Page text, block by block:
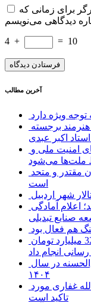
برای زمانی که
4 + = 10
آخرین مطالب
ویژه دارد
استاد اکبر عبدی
ملت‌ها می‌شود
است
صنایع تبدیلی
هم فعال بود
انجام داد
۱۴۰۴
تاکید است